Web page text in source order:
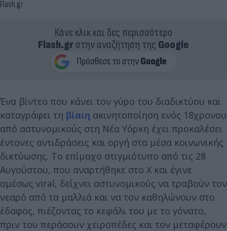
Flash.gr
Κάνε κλικ και δες περισσότερο
Flash.grστην αναζήτηση της Google
Ένα βίντεο που κάνει τον γύρο του διαδικτύου και
καταγράφει τη βίαιη ακινητοποίηση ενός 18χρονου
από αστυνομικούς στη Νέα Υόρκη έχει προκαλέσει
έντονες αντιδράσεις και οργή στα μέσα κοινωνικής
δικτύωσης. Το επίμαχο στιγμιότυπο από τις 28
Αυγούστου, που αναρτήθηκε στο Χ και έγινε
αμέσως viral, δείχνει αστυνομικούς να τραβούν τον
νεαρό από τα μαλλιά και να τον καθηλώνουν στο
έδαφος, πιέζοντας το κεφάλι του με το γόνατο,
πριν του περάσουν χειροπέδες και τον μεταφέρουν